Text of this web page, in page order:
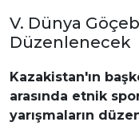
V. Dünya
Düzenlenecek
Kazakistan'ın
arasında etnik
yarışmaların